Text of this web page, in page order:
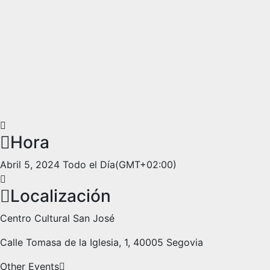
Hora
Abril 5, 2024 Todo el Día(GMT+02:00)
Localización
Centro Cultural San José
Calle Tomasa de la Iglesia, 1, 40005 Segovia
Other Events